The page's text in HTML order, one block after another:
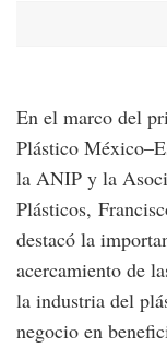
En el marco del
Plástico
la ANIP y la
Plásticos,
destacó la
acercamiento de
la industria del
negocio en